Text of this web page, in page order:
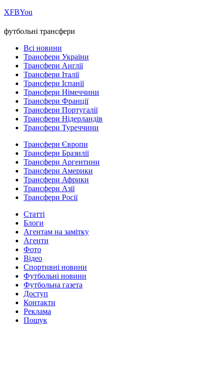
ХFBYou
футбольні трансфери
Всі новини
Трансфери України
Трансфери Англії
Трансфери Італії
Трансфери Іспанії
Трансфери Німеччини
Трансфери Франції
Трансфери Португалії
Трансфери Нідерландів
Трансфери Туреччини
Трансфери Європи
Трансфери Бразилії
Трансфери Аргентини
Трансфери Америки
Трансфери Африки
Трансфери Азії
Трансфери Росії
Статті
Блоги
Агентам на замітку
Агенти
Фото
Відео
Спортивні новини
Футбольні новини
Футбольна газета
Доступ
Контакти
Реклама
Пошук